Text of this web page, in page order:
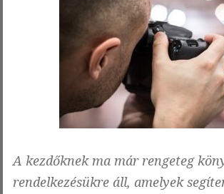
A kezdőknek ma már rengeteg
rendelkezésükre áll, amelyek